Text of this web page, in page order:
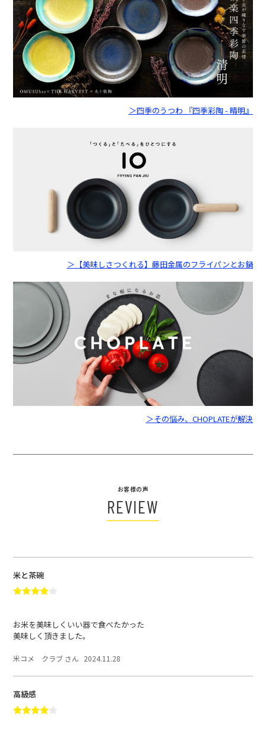
＞四季のうつわ 『四季彩陶 - 晴明』
＞【美味しさつくれる】藤田金属のフライパンとお鍋
＞その悩み、CHOPLATEが解決
お客様の声
REVIEW
米と茶碗
お米を美味しくいい器で食べたかった
美味しく頂きました。
米コメ クラブ さん 2024.11.28
高級感